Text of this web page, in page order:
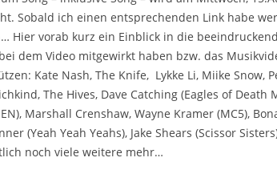
Sobald ich einen entsprechenden Link habe
Hier vorab kurz ein Einblick in die
dem Video mitgewirkt haben bzw. das
Kate Nash, The Knife, Lykke Li, Miike Snow,
The Hives, Dave Catching (Eagles of Death
Marshall Crenshaw, Wayne Kramer (MC5),
(Yeah Yeah Yeahs), Jake Shears (Scissor
noch viele weitere mehr…